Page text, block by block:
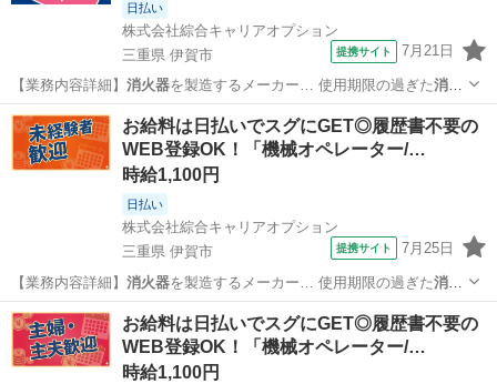
日払い
株式会社綜合キャリアオプション
三重県 伊賀市
提携サイト 7月21日
【業務内容詳細】 消火器 を製造するメーカー… 使用期限の過ぎた消火
器を回収し、 分解と… 報】使用期限切れの消火器 。＋お仕事探し…
三重 伊賀市 工場
お給料は日払いでスグにGET◎履歴書不要の
WEB登録OK！「機械オペレーター/…
時給1,100円
日払い
株式会社綜合キャリアオプション
三重県 伊賀市
提携サイト 7月25日
【業務内容詳細】 消火器 を製造するメーカー… 使用期限の過ぎた消火
器を回収し、 分解と… 報】使用期限切れの消火器 日払いやその他…
三重 伊賀市 工場
お給料は日払いでスグにGET◎履歴書不要の
WEB登録OK！「機械オペレーター/…
時給1,100円